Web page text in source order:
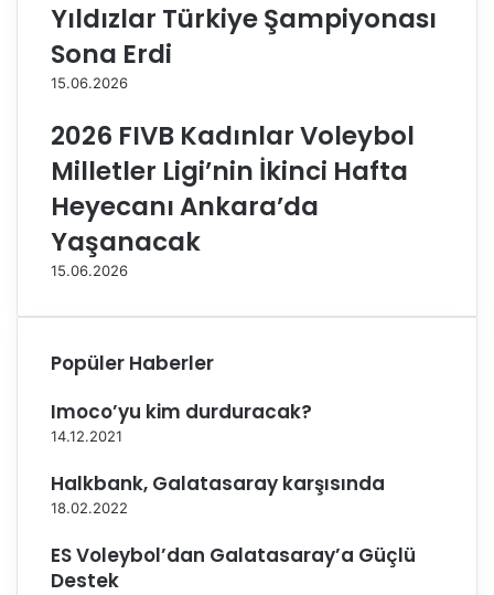
7
H
a
t
S
o
a
E
d
y
b
k
a
r
ş
d
t
r
d
Yıldızlar Türkiye Şampiyonası
Sona Erdi
15.06.2026
2026 FIVB Kadınlar Voleybol
Milletler Ligi’nin İkinci Hafta
Heyecanı Ankara’da
Yaşanacak
15.06.2026
Popüler Haberler
Imoco’yu kim durduracak?
14.12.2021
Halkbank, Galatasaray karşısında
18.02.2022
ES Voleybol’dan Galatasaray’a Güçlü
Destek